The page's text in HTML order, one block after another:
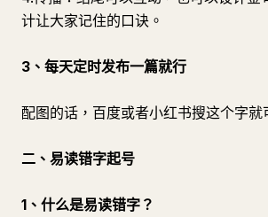
计让大家记住的口诀。
3、每天定时发布一篇就行
配图的话，百度或者小红书搜这个字就
二、易读错字起号
1、什么是易读错字？